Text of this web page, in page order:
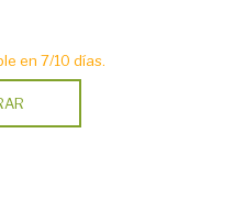
en 7/10 días.